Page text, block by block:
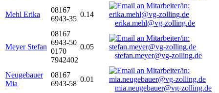
Mehl Erika
08167
6943-35
0.14
erika.mehl@vg-zolling.de
Meyer Stefan
08167
6943-50
0170
7942402
0.05
stefan.meyer@vg-zolling.de
Neugebauer
Mia
08167
6943-58
0.01
mia.neugebauer@vg-zolling.de